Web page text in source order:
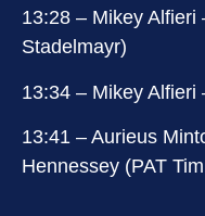
13:28 – Mikey Alfieri
Stadelmayr)
13:34 – Mikey Alfieri
13:41 – Aurieus
Hennessey (PAT